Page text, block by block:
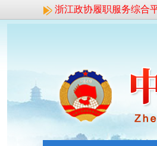
浙江政协履职服务综合